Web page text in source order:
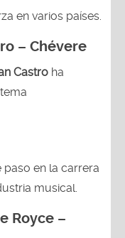
en varios países.
– Chévere
Castro ha
en la carrera
musical.
Royce –